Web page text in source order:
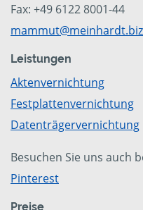
Fax: +49 6122 8001-44
mammut@meinhardt.biz
Leistungen
Aktenvernichtung
Festplattenvernichtung
Datenträgervernichtung
Besuchen Sie uns auch
Pinterest
Preise